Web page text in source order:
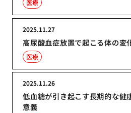
医療
高尿酸血症放置で起こる体の変
2025.11.27
医療
低血糖が引き起こす長期的な健
意義
2025.11.26